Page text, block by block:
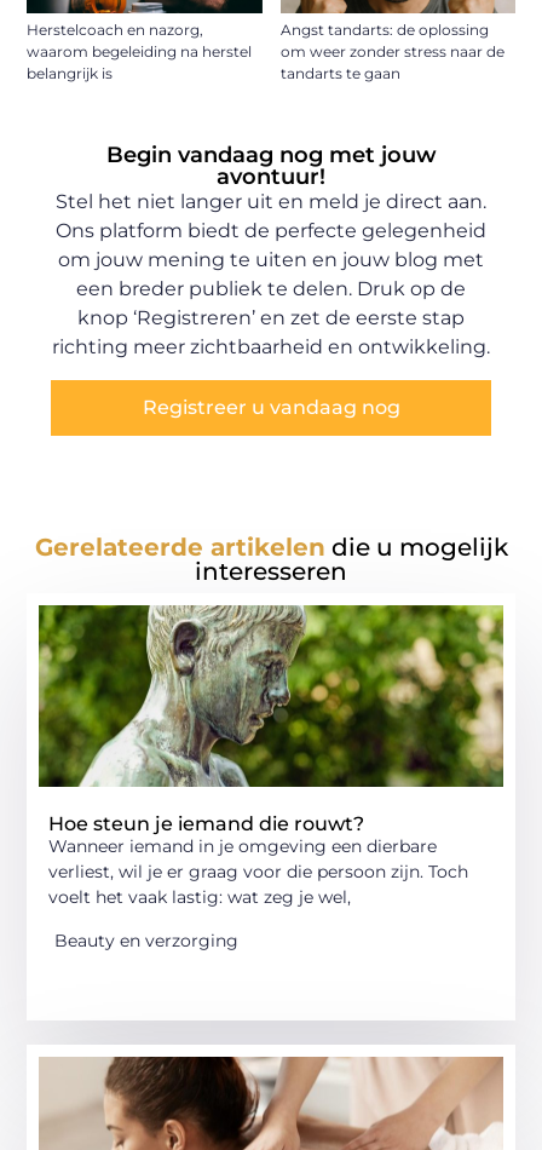
Herstelcoach en nazorg,
waarom begeleiding na herstel
belangrijk is
Angst tandarts: de oplossing
om weer zonder stress naar de
tandarts te gaan
Begin vandaag nog met jouw
avontuur!
Stel het niet langer uit en meld je direct aan.
Ons platform biedt de perfecte gelegenheid
om jouw mening te uiten en jouw blog met
een breder publiek te delen. Druk op de
knop ‘Registreren’ en zet de eerste stap
richting meer zichtbaarheid en ontwikkeling.
Registreer u vandaag nog
Gerelateerde artikelen die u mogelijk
interesseren
Hoe steun je iemand die rouwt?
Wanneer iemand in je omgeving een dierbare
verliest, wil je er graag voor die persoon zijn. Toch
voelt het vaak lastig: wat zeg je wel,
Beauty en verzorging